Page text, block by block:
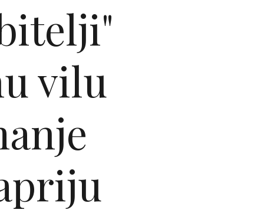
vilu